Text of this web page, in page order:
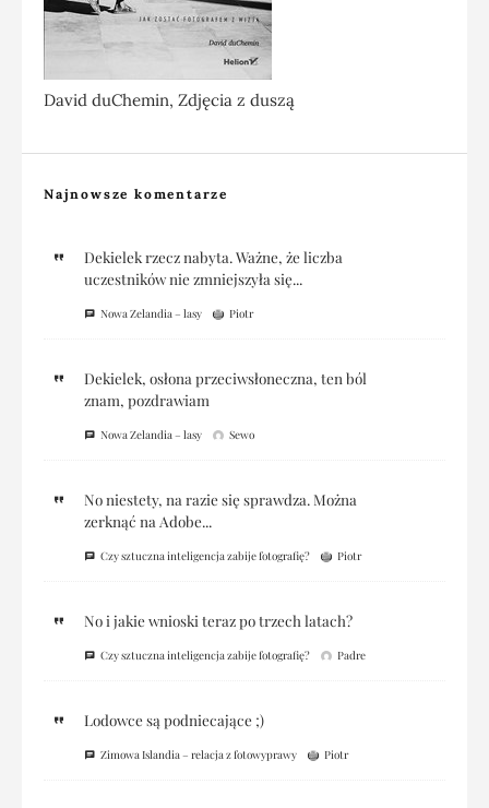
David duChemin, Zdjęcia z duszą
Najnowsze komentarze
Dekielek rzecz nabyta. Ważne, że liczba
uczestników nie zmniejszyła się...
Nowa Zelandia – lasy Piotr
Dekielek, osłona przeciwsłoneczna, ten ból
znam, pozdrawiam
Nowa Zelandia – lasy Sewo
No niestety, na razie się sprawdza. Można
zerknąć na Adobe...
Czy sztuczna inteligencja zabije fotografię? Piotr
No i jakie wnioski teraz po trzech latach?
Czy sztuczna inteligencja zabije fotografię? Padre
Lodowce są podniecające ;)
Zimowa Islandia – relacja z fotowyprawy Piotr